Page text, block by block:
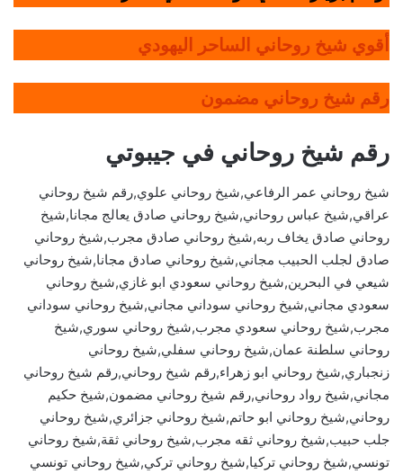
أقوي شيخ روحاني الساحر اليهودي
رقم شيخ روحاني مضمون
رقم شيخ روحاني في جيبوتي
شيخ روحاني عمر الرفاعي,شيخ روحاني علوي,رقم شيخ روحاني
عراقي,شيخ عباس روحاني,شيخ روحاني صادق يعالج مجانا,شيخ
روحاني صادق يخاف ربه,شيخ روحاني صادق مجرب,شيخ روحاني
صادق لجلب الحبيب مجاني,شيخ روحاني صادق مجانا,شيخ روحاني
شيعي في البحرين,شيخ روحاني سعودي ابو غازي,شيخ روحاني
سعودي مجاني,شيخ روحاني سوداني مجاني,شيخ روحاني سوداني
مجرب,شيخ روحاني سعودي مجرب,شيخ روحاني سوري,شيخ
روحاني سلطنة عمان,شيخ روحاني سفلي,شيخ روحاني
زنجباري,شيخ روحاني ابو زهراء,رقم شيخ روحاني,رقم شيخ روحاني
مجاني,شيخ رواد روحاني,رقم شيخ روحاني مضمون,شيخ حكيم
روحاني,شيخ روحاني ابو حاتم,شيخ روحاني جزائري,شيخ روحاني
جلب حبيب,شيخ روحاني ثقه مجرب,شيخ روحاني ثقة,شيخ روحاني
تونسي,شيخ روحاني تركيا,شيخ روحاني تركي,شيخ روحاني تونسي